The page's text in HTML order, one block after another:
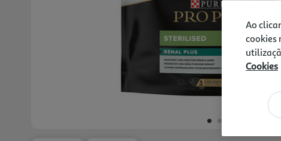
Ao
cookies
Cookies